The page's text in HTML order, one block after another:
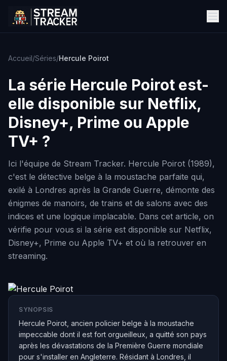
Accueil/Séries/Hercule Poirot
La série Hercule Poirot est-
elle disponible sur Netflix,
Disney+, Prime ou Apple
TV+ ?
Ici l'équipe de Stream Tracker. Hercule Poirot (1989),
c'est le détective belge à la moustache parfaite qui,
exilé à Londres après la Grande Guerre, démonte des
énigmes de manoirs, de trains et de salons avec des
indices et une logique implacable. Dans cet article, on
vérifie pour vous si la série est disponible sur Netflix,
Disney+, Prime ou Apple TV+ et où la retrouver en
streaming.
SYNOPSIS
Hercule Poirot, ancien policier belge à la moustache
impeccable dont il est fort orgueilleux, a quitté son pays
après les dévastations de la Première Guerre mondiale
pour s'installer en Angleterre. Résidant à Londres, il